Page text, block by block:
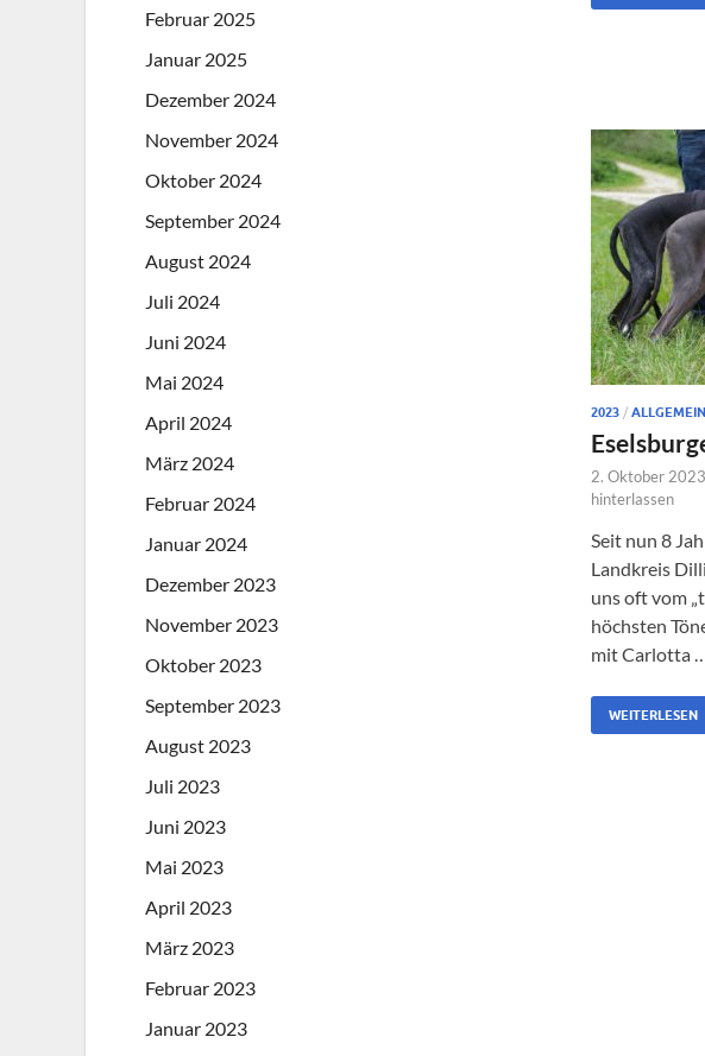
2023 / ALLGEMEIN
2. Oktober 2023
hinterlassen
Seit nun 8
Landkreis
uns oft vom
höchsten
mit Carlotta …
WEITERLESEN
Februar 2025
Januar 2025
Dezember 2024
November 2024
Oktober 2024
September 2024
August 2024
Juli 2024
Juni 2024
Mai 2024
April 2024
März 2024
Februar 2024
Januar 2024
Dezember 2023
November 2023
Oktober 2023
September 2023
August 2023
Juli 2023
Juni 2023
Mai 2023
April 2023
März 2023
Februar 2023
Januar 2023